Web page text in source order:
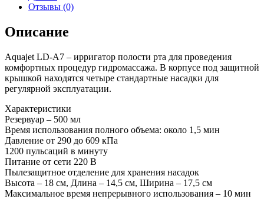
Отзывы (0)
Описание
Aquajet LD-A7 – ирригатор полости рта для проведения
комфортных процедур гидромассажа. В корпусе под защитной
крышкой находятся четыре стандартные насадки для
регулярной эксплуатации.
Характеристики
Резервуар – 500 мл
Время использования полного объема: около 1,5 мин
Давление от 290 до 609 кПа
1200 пульсаций в минуту
Питание от сети 220 В
Пылезащитное отделение для хранения насадок
Высота – 18 см, Длина – 14,5 см, Ширина – 17,5 см
Максимальное время непрерывного использования – 10 мин